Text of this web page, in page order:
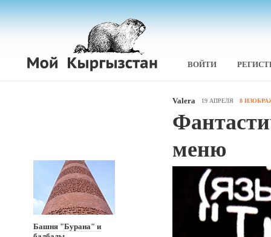
ВОЙТИ
Башня "Бурана" и
Valera 19 АПРЕЛЯ 8
меню